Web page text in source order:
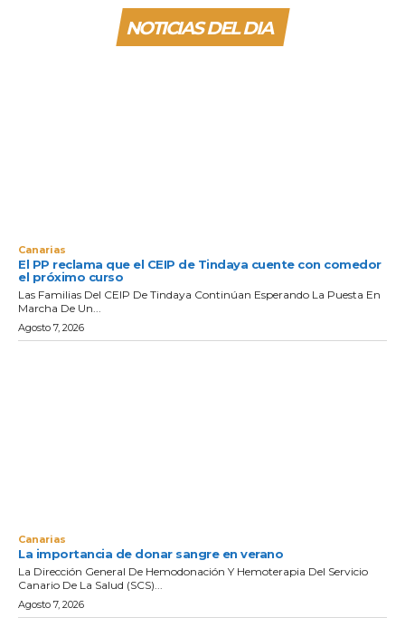
NOTICIAS DEL DIA
Canarias
El PP reclama que el CEIP de Tindaya cuente con comedor
el próximo curso
Las Familias Del CEIP De Tindaya Continúan Esperando La Puesta En
Marcha De Un...
Agosto 7, 2026
Canarias
La importancia de donar sangre en verano
La Dirección General De Hemodonación Y Hemoterapia Del Servicio
Canario De La Salud (SCS)...
Agosto 7, 2026